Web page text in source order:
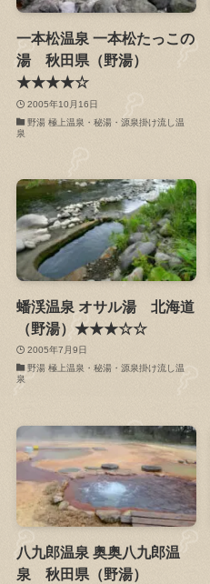
一本松温泉 一本松たっこの
湯 秋田県（野湯）
★★★★☆
2005年10月16日
野湯 極上温泉・秘湯・源泉掛け流し温
泉
蟠渓温泉 オサル湯 北海道
（野湯）★★★☆☆
2005年7月9日
野湯 極上温泉・秘湯・源泉掛け流し温
泉
八九郎温泉 奥奥八九郎温
泉 秋田県（野湯）